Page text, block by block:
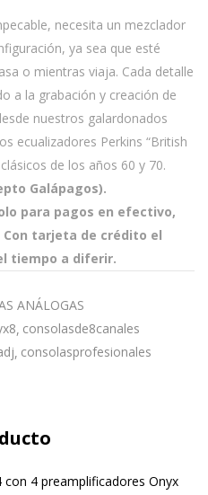
necesita un mezclador
ya sea que esté
o mientras viaja. Cada detalle
a la grabación y creación de
nuestros galardonados
ecualizadores Perkins “British
de los años 60 y 70.
Galápagos).
para pagos en efectivo,
tarjeta de crédito el
tiempo a diferir.
ANÁLOGAS
consolasde8canales
consolasprofesionales
4 preamplificadores Onyx